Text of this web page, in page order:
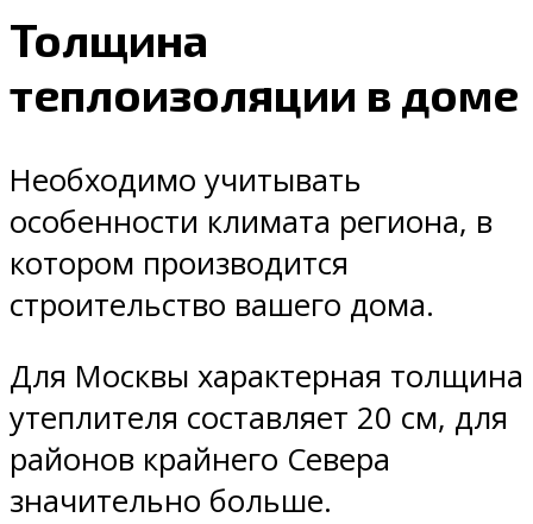
Толщина
теплоизоляции в доме
Необходимо учитывать
особенности климата региона, в
котором производится
строительство вашего дома.
Для Москвы характерная толщина
утеплителя составляет 20 см, для
районов крайнего Севера
значительно больше.